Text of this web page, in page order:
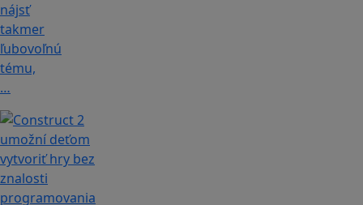
nájsť
takmer
ľubovoľnú
tému,
…